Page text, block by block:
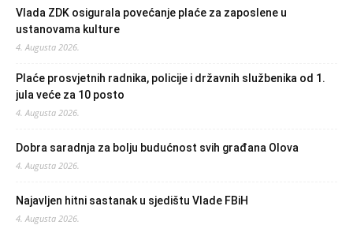
Vlada ZDK osigurala povećanje plaće za zaposlene u
ustanovama kulture
4. Augusta 2026.
Plaće prosvjetnih radnika, policije i državnih službenika od 1.
jula veće za 10 posto
4. Augusta 2026.
Dobra saradnja za bolju budućnost svih građana Olova
4. Augusta 2026.
Najavljen hitni sastanak u sjedištu Vlade FBiH
4. Augusta 2026.